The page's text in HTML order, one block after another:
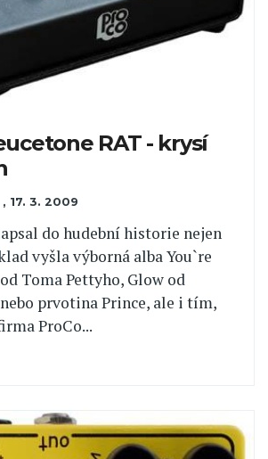
RAT - krysí
, 17. 3. 2009
do hudební historie nejen
vyšla výborná alba You`re
Toma Pettyho, Glow od
prvotina Prince, ale i tím,
ProCo...